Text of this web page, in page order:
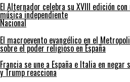
El Alternador celebra su XVIII edición
música independiente
Nacional
El macroevento evangélico en el
sobre el poder religioso en España
Francia se une a España e Italia en
y Trump reacciona